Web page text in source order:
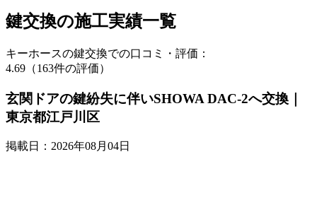
鍵交換の施工実績一覧
キーホースの鍵交換での口コミ・評価：
4.69（163件の評価）
玄関ドアの鍵紛失に伴いSHOWA DAC-2へ交換｜
東京都江戸川区
掲載日：2026年08月04日